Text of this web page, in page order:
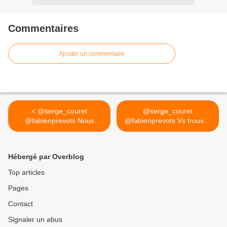
Commentaires
Ajouter un commentaire
< @serge_couret
@fabienprevots Nous
travaillons...
@serge_couret
@fabienprevots Vs trouvez
toute ma... >
Hébergé par Overblog
Top articles
Pages
Contact
Signaler un abus